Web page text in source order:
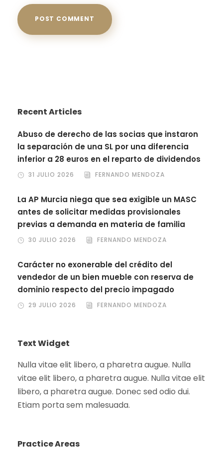
Recent Articles
Abuso de derecho de las socias que instaron
la separación de una SL por una diferencia
inferior a 28 euros en el reparto de dividendos
31 JULIO 2026 FERNANDO MENDOZA
La AP Murcia niega que sea exigible un MASC
antes de solicitar medidas provisionales
previas a demanda en materia de familia
30 JULIO 2026 FERNANDO MENDOZA
Carácter no exonerable del crédito del
vendedor de un bien mueble con reserva de
dominio respecto del precio impagado
29 JULIO 2026 FERNANDO MENDOZA
Text Widget
Nulla vitae elit libero, a pharetra augue. Nulla
vitae elit libero, a pharetra augue. Nulla vitae elit
libero, a pharetra augue. Donec sed odio dui.
Etiam porta sem malesuada.
Practice Areas